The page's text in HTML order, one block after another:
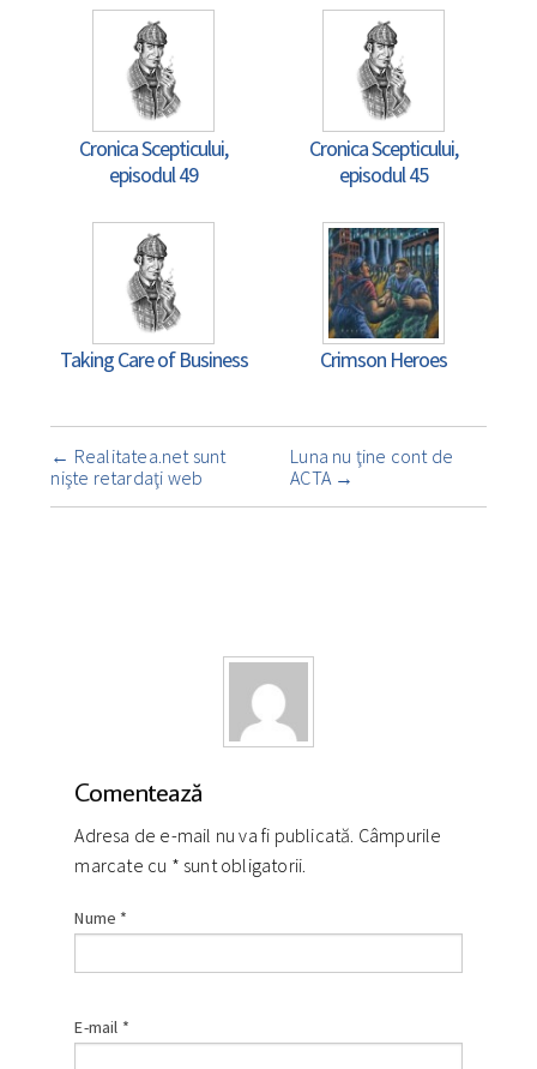
Cronica Scepticului,
episodul 49
Cronica Scepticului,
episodul 45
Taking Care of Business Crimson Heroes
Navigare
însemnare
← Realitatea.net sunt
nişte retardaţi web
Luna nu ţine cont de
ACTA →
Comentează
Adresa de e-mail nu va fi publicată. Câmpurile
marcate cu * sunt obligatorii.
Nume *
E-mail *